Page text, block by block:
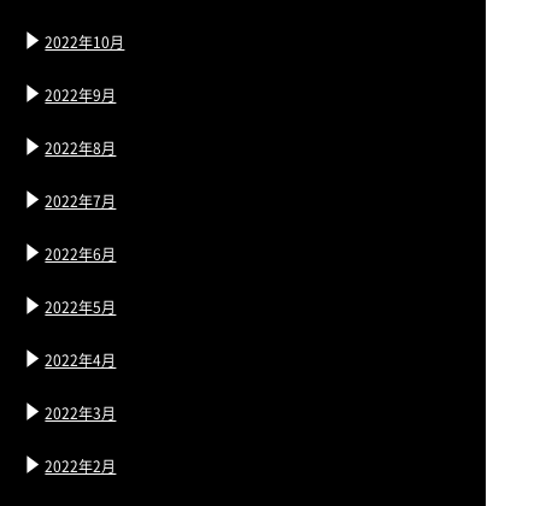
2022年10月
2022年9月
2022年8月
2022年7月
2022年6月
2022年5月
2022年4月
2022年3月
2022年2月